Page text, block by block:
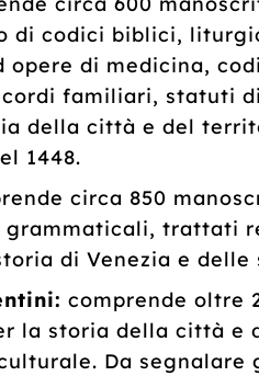
di codici biblici,
di medicina,
familiari, statuti
della città e del
1448.
circa 850
trattati
di Venezia e delle
comprende oltre
la storia della città e
Da segnalare